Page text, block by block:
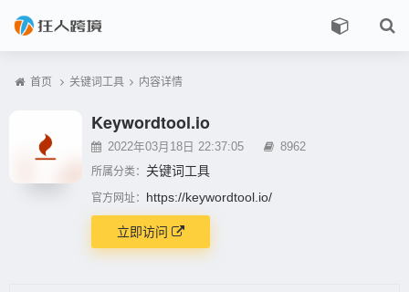
首页 关键词工具 内容详情
Keywordtool.io
2022年03月18日 22:37:05
8962
所属分类： 关键词工具
官方网址： https://keywordtool.io/
立即访问